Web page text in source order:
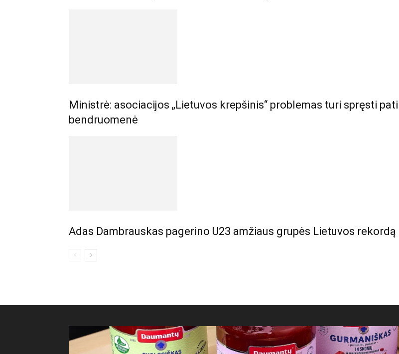
Ministrė: asociacijos „Lietuvos krepšinis“ problemas turi spręsti pati
bendruomenė
Adas Dambrauskas pagerino U23 amžiaus grupės Lietuvos rekordą